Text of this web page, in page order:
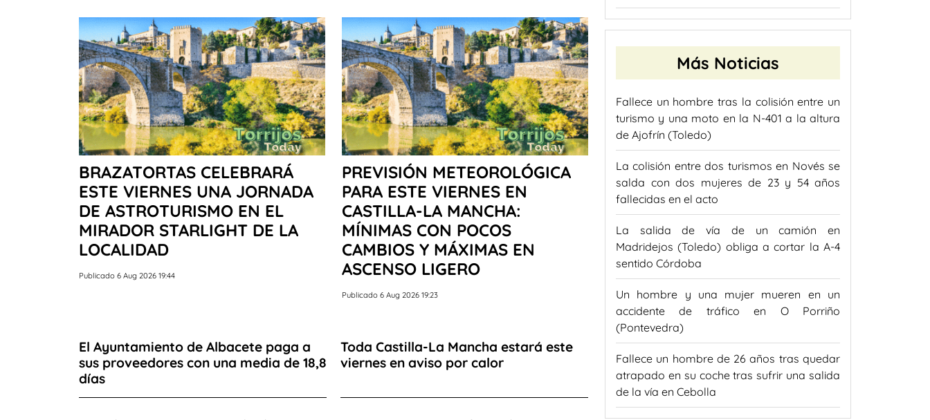
BRAZATORTAS CELEBRARÁ
ESTE VIERNES UNA JORNADA
DE ASTROTURISMO EN EL
MIRADOR STARLIGHT DE LA
LOCALIDAD
Publicado 6 Aug 2026 19:44
PREVISIÓN METEOROLÓGICA
PARA ESTE VIERNES EN
CASTILLA-LA MANCHA:
MÍNIMAS CON POCOS
CAMBIOS Y MÁXIMAS EN
ASCENSO LIGERO
Publicado 6 Aug 2026 19:23
El Ayuntamiento de Albacete paga a
sus proveedores con una media de 18,8
días
Toda Castilla-La Mancha estará este
viernes en aviso por calor
Más Noticias
Fallece un hombre tras la colisión entre un
turismo y una moto en la N-401 a la altura
de Ajofrín (Toledo)
La colisión entre dos turismos en Novés se
salda con dos mujeres de 23 y 54 años
fallecidas en el acto
La salida de vía de un camión en
Madridejos (Toledo) obliga a cortar la A-4
sentido Córdoba
Un hombre y una mujer mueren en un
accidente de tráfico en O Porriño
(Pontevedra)
Fallece un hombre de 26 años tras quedar
atrapado en su coche tras sufrir una salida
de la vía en Cebolla